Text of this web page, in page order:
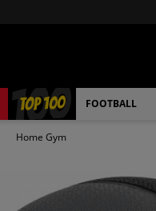
TOP 100 FOOTBALL
Home Gym